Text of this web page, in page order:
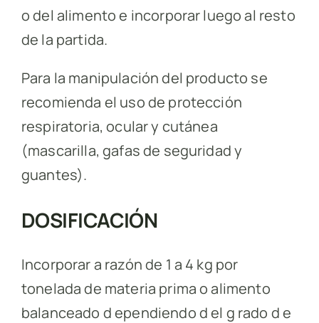
o del alimento e incorporar luego al resto
de la partida.
Para la manipulación del producto se
recomienda el uso de protección
respiratoria, ocular y cutánea
(mascarilla, gafas de seguridad y
guantes).
DOSIFICACIÓN
Incorporar a razón de 1 a 4 kg por
tonelada de materia prima o alimento
balanceado d ependiendo d el g rado d e